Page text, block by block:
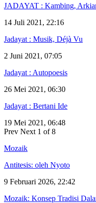
JADAYAT : Kambing,
14 Juli 2021, 22:16
Jadayat : Musik, Déjà Vu
2 Juni 2021, 07:05
Jadayat : Autopoesis
26 Mei 2021, 06:30
Jadayat : Bertani Ide
19 Mei 2021, 06:48
Prev Next 1 of 8
Mozaik
Antitesis: oleh Nyoto
9 Februari 2026, 22:42
Mozaik: Konsep Tradisi